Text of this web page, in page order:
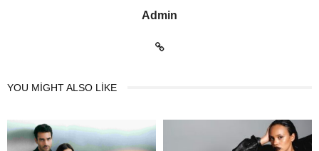
Admin
YOU MIGHT ALSO LIKE